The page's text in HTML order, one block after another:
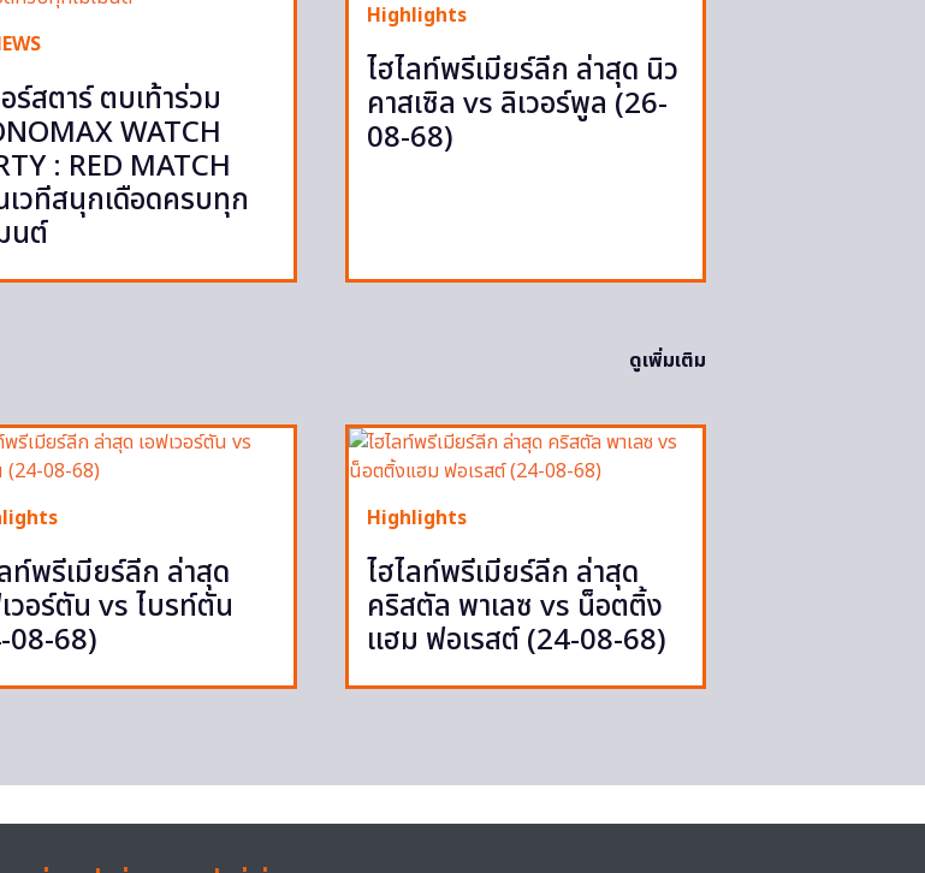
ร์สตาร์ ตบเท้าร่วม
WATCH
: RED MATCH
วทีสนุกเดือดครบทุก
นต์
Highlights
ไฮไลท์พรีเมียร์ลีก ล่าสุด นิว
คาสเซิล vs ลิเวอร์พูล (26-
08-68)
ดูเพิ่มเติม
ท์พรีเมียร์ลีก ล่าสุด
วอร์ตัน vs ไบรท์ตัน
08-68)
Highlights
ไฮไลท์พรีเมียร์ลีก ล่าสุด
คริสตัล พาเลซ vs น็อตติ้ง
แฮม ฟอเรสต์ (24-08-68)